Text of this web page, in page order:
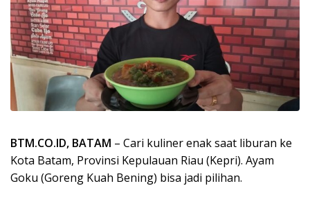
BTM.CO.ID, BATAM – Cari kuliner enak saat liburan ke
Kota Batam, Provinsi Kepulauan Riau (Kepri). Ayam
Goku (Goreng Kuah Bening) bisa jadi pilihan.